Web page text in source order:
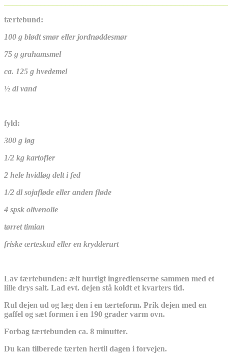
tærtebund:
100 g blødt smør eller jordnøddesmør
75 g grahamsmel
ca. 125 g hvedemel
½ dl vand
fyld:
300 g løg
1/2 kg kartofler
2 hele hvidløg delt i fed
1/2 dl sojafløde eller anden fløde
4 spsk olivenolie
tørret timian
friske ærteskud eller en krydderurt
Lav tærtebunden: ælt hurtigt ingredienserne sammen med et
lille drys salt. Lad evt. dejen stå koldt et kvarters tid.
Rul dejen ud og læg den i en tærteform. Prik dejen med en
gaffel og sæt formen i en 190 grader varm ovn.
Forbag tærtebunden ca. 8 minutter.
Du kan tilberede tærten hertil dagen i forvejen.